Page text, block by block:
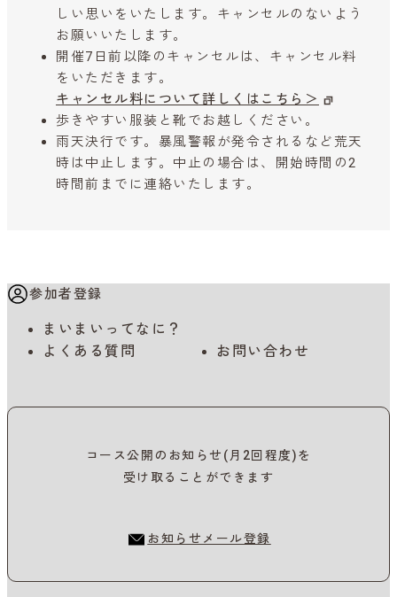
しい思いをいたします。キャンセルのないよう
お願いいたします。
開催7日前以降のキャンセルは、キャンセル料
をいただきます。
キャンセル料について詳しくはこちら＞
歩きやすい服装と靴でお越しください。
雨天決行です。暴風警報が発令されるなど荒天
時は中止します。中止の場合は、開始時間の2
時間前までに連絡いたします。
参加者登録
まいまいってなに？
よくある質問
お問い合わせ
コース公開のお知らせ(月2回程度)を
受け取ることができます
お知らせメール登録